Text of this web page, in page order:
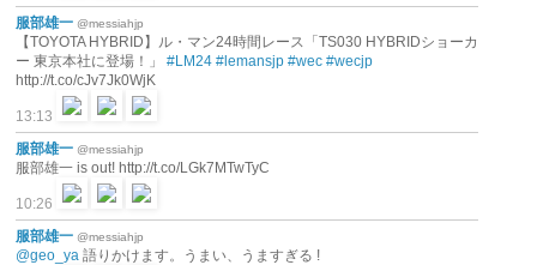
服部雄一 @messiahjp
【TOYOTA HYBRID】ル・マン24時間レース「TS030 HYBRIDショーカ
ー 東京本社に登場！」 #LM24 #lemansjp #wec #wecjp
http://t.co/cJv7Jk0WjK
13:13
服部雄一 @messiahjp
服部雄一 is out! http://t.co/LGk7MTwTyC
10:26
服部雄一 @messiahjp
@geo_ya 語りかけます。うまい、うますぎる !